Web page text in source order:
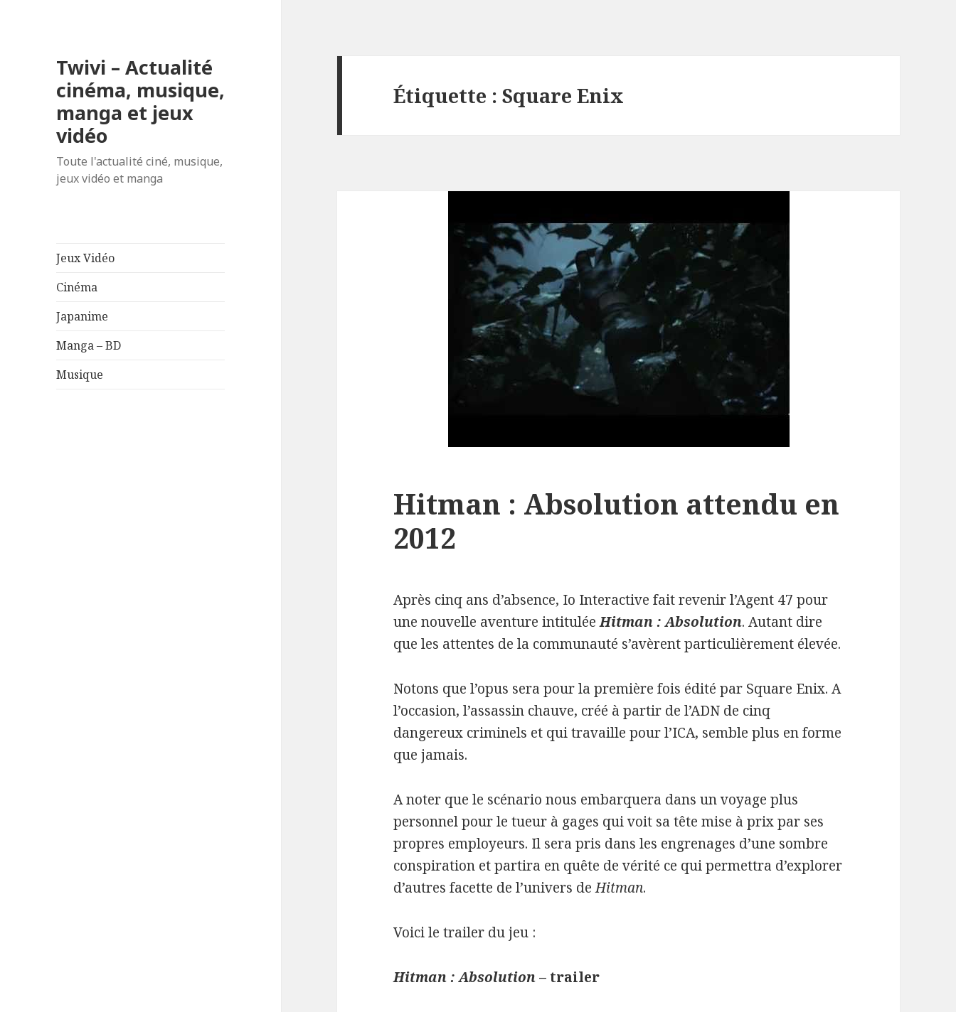
Twivi – Actualité
cinéma, musique,
manga et jeux
vidéo
Toute l'actualité ciné, musique,
jeux vidéo et manga
Jeux Vidéo
Cinéma
Japanime
Manga – BD
Musique
Étiquette :Square Enix
Hitman : Absolution attendu en
2012
Après cinq ans d’absence, Io Interactive fait revenir l’Agent 47 pour
une nouvelle aventure intituléeHitman : Absolution. Autant dire
que les attentes de la communauté s’avèrent particulièrement élevée.
Notons que l’opus sera pour la première fois édité par Square Enix. A
l’occasion, l’assassin chauve, créé à partir de l’ADN de cinq
dangereux criminels et qui travaille pour l’ICA, semble plus en forme
que jamais.
A noter que le scénario nous embarquera dans un voyage plus
personnel pour le tueur à gages qui voit sa tête mise à prix par ses
propres employeurs. Il sera pris dans les engrenages d’une sombre
conspiration et partira en quête de vérité ce qui permettra d’explorer
d’autres facette de l’univers deHitman.
Voici le trailer du jeu :
Hitman : Absolution– trailer